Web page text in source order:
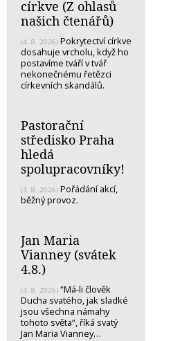
církve (Z ohlasů
našich čtenářů)
(4. 8. 2026) Pokrytectví církve
dosahuje vrcholu, když ho
postavíme tváří v tvář
nekonečnému řetězci
církevních skandálů.
Pastorační
středisko Praha
hledá
spolupracovníky!
(3. 8. 2026) Pořádání akcí,
běžný provoz.
Jan Maria
Vianney (svátek
4.8.)
(3. 8. 2026) “Má-li člověk
Ducha svatého, jak sladké
jsou všechna námahy
tohoto světa“, říká svatý
Jan Maria Vianney…